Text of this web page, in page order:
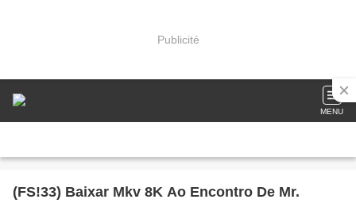
Publicité
MENU
(FS!33) Baixar Mkv 8K Ao Encontro De Mr.